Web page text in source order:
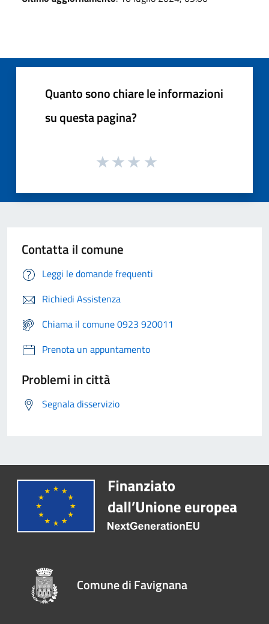
Quanto sono chiare le informazioni
su questa pagina?
Contatta il comune
Leggi le domande frequenti
Richiedi Assistenza
Chiama il comune 0923 920011
Prenota un appuntamento
Problemi in città
Segnala disservizio
Comune di Favignana